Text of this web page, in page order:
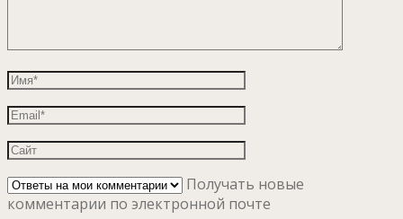
Получать новые
комментарии по электронной почте